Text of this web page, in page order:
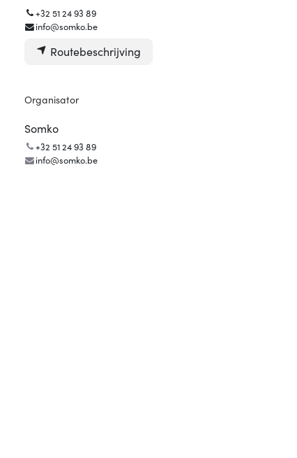
+32 51 24 93 89
info@somko.be
Routebeschrijving
Organisator
Somko
+32 51 24 93 89
info@somko.be